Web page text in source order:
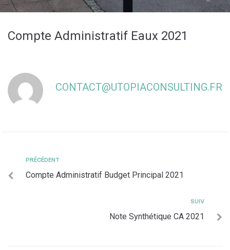
Compte Administratif Eaux 2021
CONTACT@UTOPIACONSULTING.FR
PRÉCÉDENT
Compte Administratif Budget Principal 2021
SUIV
Note Synthétique CA 2021